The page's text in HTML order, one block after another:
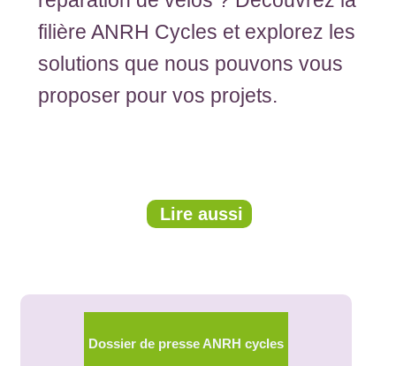
filière ANRH Cycles et explorez les
solutions que nous pouvons vous
proposer pour vos projets.
Lire aussi
Dossier de presse ANRH cycles